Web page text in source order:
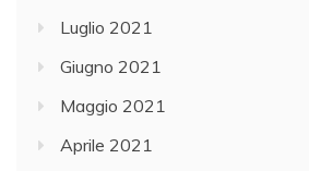
Luglio 2021
Giugno 2021
Maggio 2021
Aprile 2021